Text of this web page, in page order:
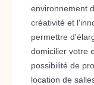
environnement
créativité et
permettre
domicilier votre
possibilité de
location de